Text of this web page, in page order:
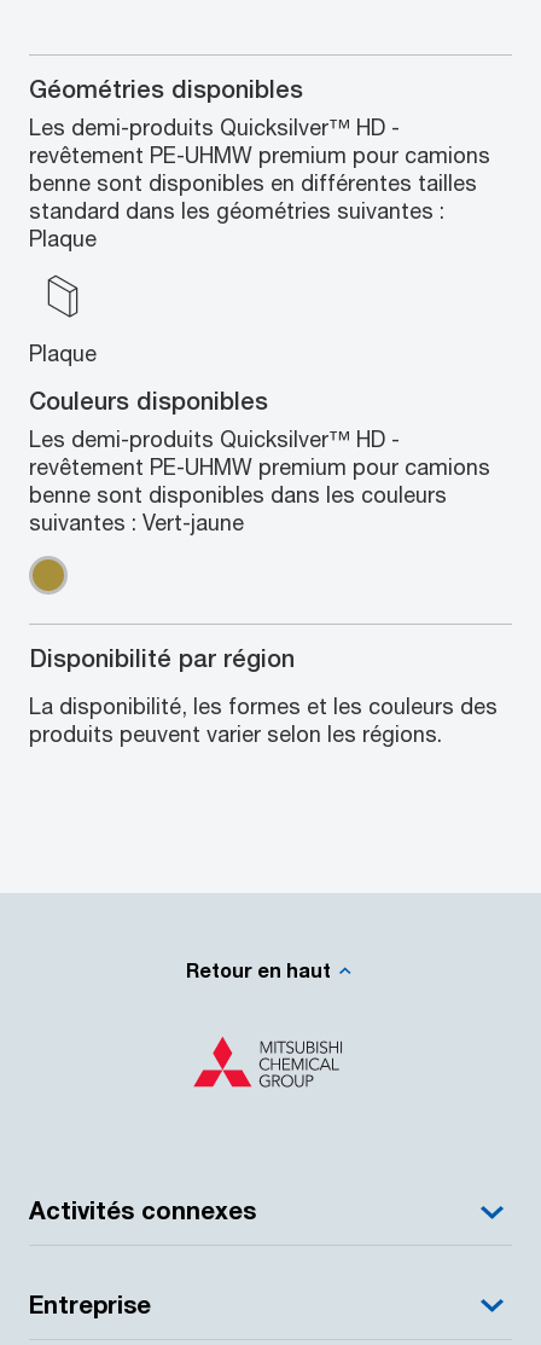
Géométries disponibles
Les demi-produits Quicksilver™ HD -
revêtement PE-UHMW premium pour camions
benne sont disponibles en différentes tailles
standard dans les géométries suivantes :
Plaque
Plaque
Couleurs disponibles
Les demi-produits Quicksilver™ HD -
revêtement PE-UHMW premium pour camions
benne sont disponibles dans les couleurs
suivantes : Vert-jaune
Disponibilité par région
La disponibilité, les formes et les couleurs des
produits peuvent varier selon les régions.
Retour en haut
Activités connexes
Entreprise